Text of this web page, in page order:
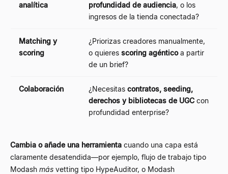
analítica
profundidad de audiencia, o los
ingresos de la tienda conectada?
Matching y
scoring
¿Priorizas creadores manualmente,
o quieres scoring agénticoa partir
de un brief?
Colaboración ¿Necesitas contratos, seeding,
derechos y bibliotecas de UGC con
profundidad enterprise?
Cambia o añade una herramienta cuando una capa está
claramente desatendida—por ejemplo, flujo de trabajo tipo
Modash más vetting tipo HypeAuditor, o Modash